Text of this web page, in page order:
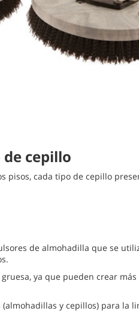
cepillo
pisos, cada tipo de cepillo
de almohadilla que se
ya que pueden crear
y cepillos) para la